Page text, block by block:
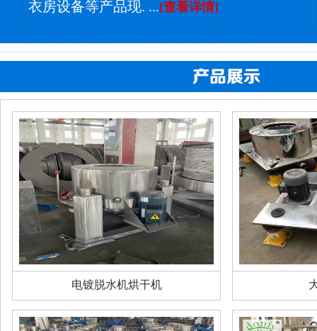
衣房设备等产品现. ...[查看详情]
电镀脱水机烘干机